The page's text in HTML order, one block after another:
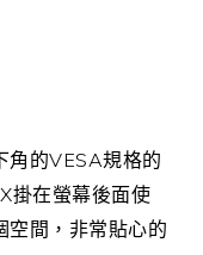
角的VESA規格的
掛在螢幕後面使
空間，非常貼心的